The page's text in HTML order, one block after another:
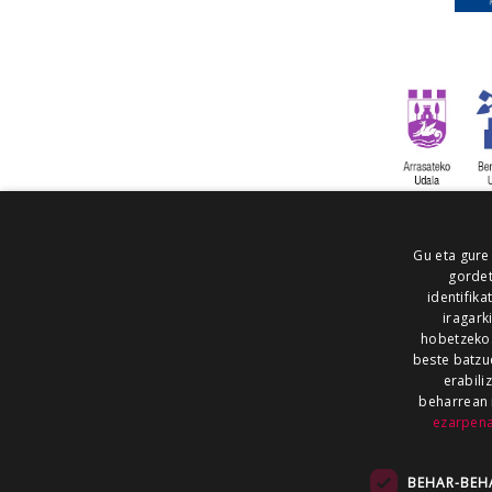
ALEA
Gu eta
hobetzeko.
beste
beharrean
BEHAR-